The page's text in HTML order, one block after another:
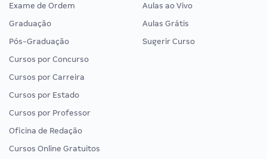
Exame de Ordem
Graduação
Pós-Graduação
Cursos por Concurso
Cursos por Carreira
Cursos por Estado
Cursos por Professor
Oficina de Redação
Cursos Online Gratuitos
Aulas ao Vivo
Aulas Grátis
Sugerir Curso